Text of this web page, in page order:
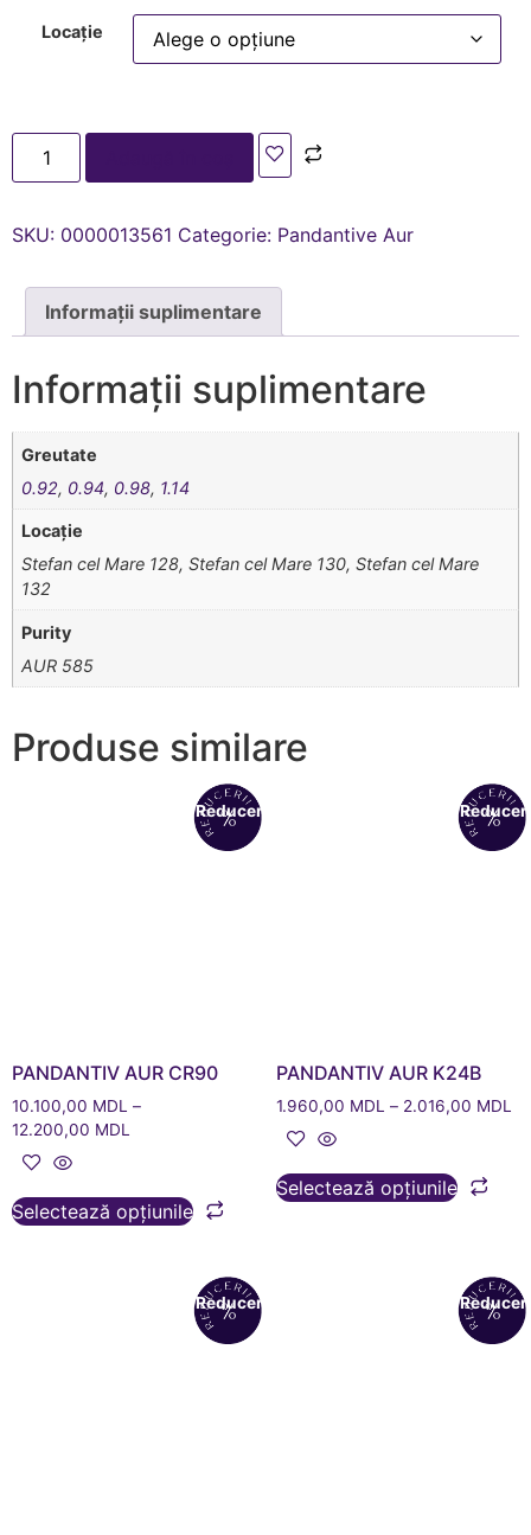
Locație
SKU: 0000013561 Categorie: Pandantive Aur
Informații suplimentare
Informații suplimentare
Greutate
0.92, 0.94, 0.98, 1.14
Locație
Stefan cel Mare 128, Stefan cel Mare 130, Stefan cel Mare
132
Purity
AUR 585
Produse similare
Reduceri!
PANDANTIV AUR CR90
10.100,00 MDL –
12.200,00 MDL
Selectează opțiunile
PANDANTIV AUR K24B
1.960,00 MDL – 2.016,00 MDL
Selectează opțiunile
Reduceri!